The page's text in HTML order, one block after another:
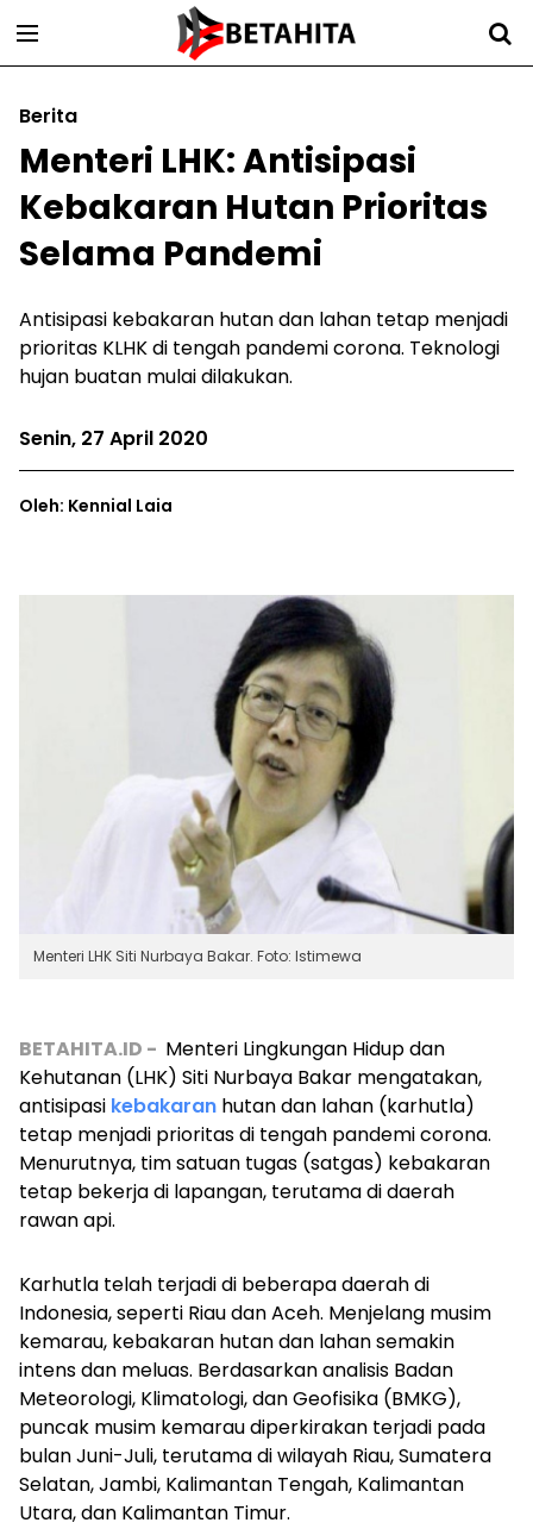
Berita
Menteri LHK: Antisipasi
Kebakaran Hutan Prioritas
Selama Pandemi
Antisipasi kebakaran hutan dan lahan tetap menjadi
prioritas KLHK di tengah pandemi corona. Teknologi
hujan buatan mulai dilakukan.
Senin, 27 April 2020
Oleh: Kennial Laia
Menteri LHK Siti Nurbaya Bakar. Foto: Istimewa
BETAHITA.ID - Menteri Lingkungan Hidup dan
Kehutanan (LHK) Siti Nurbaya Bakar mengatakan,
antisipasi kebakaran hutan dan lahan (karhutla)
tetap menjadi prioritas di tengah pandemi corona.
Menurutnya, tim satuan tugas (satgas) kebakaran
tetap bekerja di lapangan, terutama di daerah
rawan api.
Karhutla telah terjadi di beberapa daerah di
Indonesia, seperti Riau dan Aceh. Menjelang musim
kemarau, kebakaran hutan dan lahan semakin
intens dan meluas. Berdasarkan analisis Badan
Meteorologi, Klimatologi, dan Geofisika (BMKG),
puncak musim kemarau diperkirakan terjadi pada
bulan Juni-Juli, terutama di wilayah Riau, Sumatera
Selatan, Jambi, Kalimantan Tengah, Kalimantan
Utara, dan Kalimantan Timur.